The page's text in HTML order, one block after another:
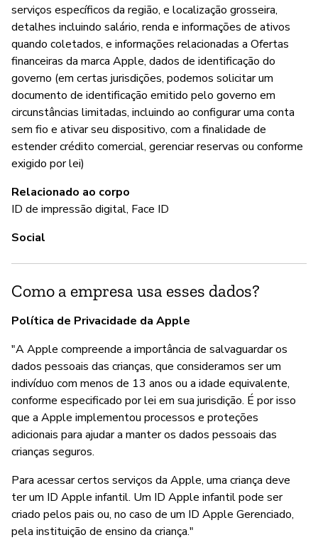
serviços específicos da região, e localização grosseira,
detalhes incluindo salário, renda e informações de ativos
quando coletados, e informações relacionadas a Ofertas
financeiras da marca Apple, dados de identificação do
governo (em certas jurisdições, podemos solicitar um
documento de identificação emitido pelo governo em
circunstâncias limitadas, incluindo ao configurar uma conta
sem fio e ativar seu dispositivo, com a finalidade de
estender crédito comercial, gerenciar reservas ou conforme
exigido por lei)
Relacionado ao corpo
ID de impressão digital, Face ID
Social
Como a empresa usa esses dados?
Política de Privacidade da Apple
"A Apple compreende a importância de salvaguardar os
dados pessoais das crianças, que consideramos ser um
indivíduo com menos de 13 anos ou a idade equivalente,
conforme especificado por lei em sua jurisdição. É por isso
que a Apple implementou processos e proteções
adicionais para ajudar a manter os dados pessoais das
crianças seguros.
Para acessar certos serviços da Apple, uma criança deve
ter um ID Apple infantil. Um ID Apple infantil pode ser
criado pelos pais ou, no caso de um ID Apple Gerenciado,
pela instituição de ensino da criança."